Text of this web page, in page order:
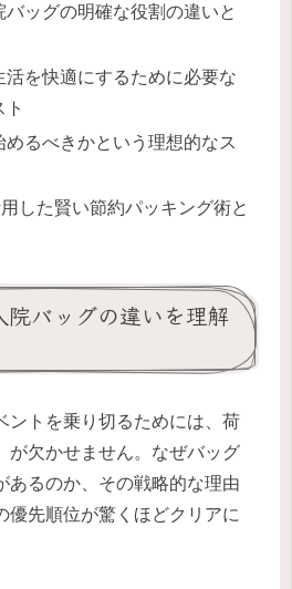
バッグの明確な役割の違いと
活を快適にするために必要な
るべきかという理想的なス
した賢い節約パッキング術と
院バッグの違いを理解
ントを乗り切るためには、荷
が欠かせません。なぜバッグ
あるのか、その戦略的な理由
優先順位が驚くほどクリアに